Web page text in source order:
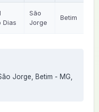
Dias
São
Jorge
Betim
Jorge, Betim - MG,